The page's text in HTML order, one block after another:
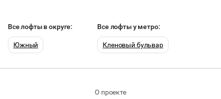
Все лофты в округе:
Южный
Все лофты у метро:
Кленовый бульвар
О проекте